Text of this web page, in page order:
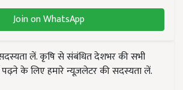
Join on WhatsApp
लें. कृषि से संबंधित देशभर की सभी
के लिए हमारे न्यूज़लेटर की सदस्यता लें.